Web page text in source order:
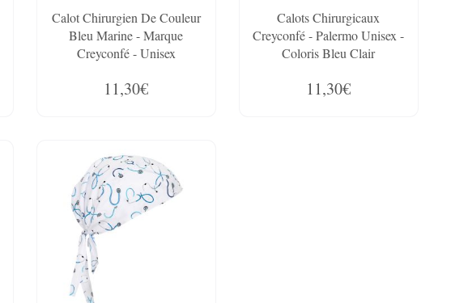
Calot Chirurgien De Couleur
Bleu Marine - Marque
Creyconfé - Unisex
11,30€
Calots Chirurgicaux
Creyconfé - Palermo Unisex -
Coloris Bleu Clair
11,30€